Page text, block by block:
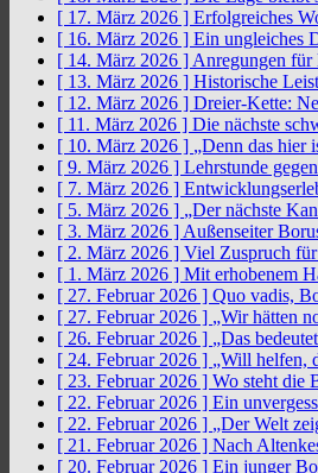
[ 17. März 2026 ] Erfolgreiches
[ 16. März 2026 ] Ein ungleiches
[ 14. März 2026 ] Anregungen für
[ 13. März 2026 ] Historische
[ 12. März 2026 ] Dreier-Kette:
[ 11. März 2026 ] Die nächste
[ 10. März 2026 ] „Denn das hier
[ 9. März 2026 ] Lehrstunde
[ 7. März 2026 ]
[ 5. März 2026 ] „Der nächste
[ 3. März 2026 ] Außenseiter
[ 2. März 2026 ] Viel Zuspruch für
[ 1. März 2026 ] Mit erhobenem
[ 27. Februar 2026 ] Quo vadis,
[ 27. Februar 2026 ] „Wir hätten
[ 26. Februar 2026 ] „Das
[ 24. Februar 2026 ] „Will helfen,
[ 23. Februar 2026 ] Wo steht die
[ 22. Februar 2026 ] Ein
[ 22. Februar 2026 ] „Der Welt
[ 21. Februar 2026 ] Nach
[ 20. Februar 2026 ] Ein junger